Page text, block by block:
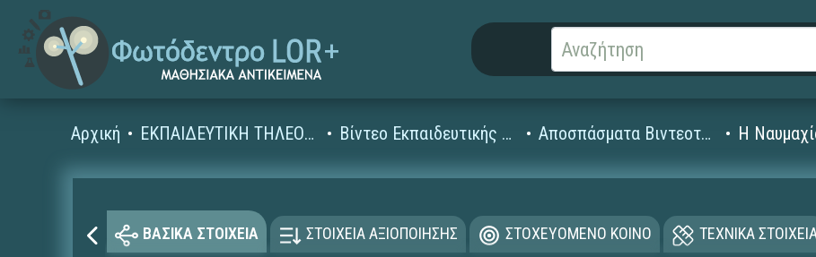
Αρχική ΕΚΠΑΙΔΕΥΤΙΚΗ ΤΗΛΕΟΡΑΣΗ (Ταινίες και βίντεο) Βίντεο Εκπαιδευτικής Τηλεόρασης Αποσπάσματα Βιντεοταινιών (1995-2008) H
ΒΑΣΙΚΑ ΣΤΟΙΧΕΙΑ ΣΤΟΙΧΕΙΑ ΑΞΙΟΠΟΙΗΣΗΣ ΣΤΟΧΕΥΟΜΕΝΟ ΚΟΙΝΟ ΤΕΧΝΙΚΑ